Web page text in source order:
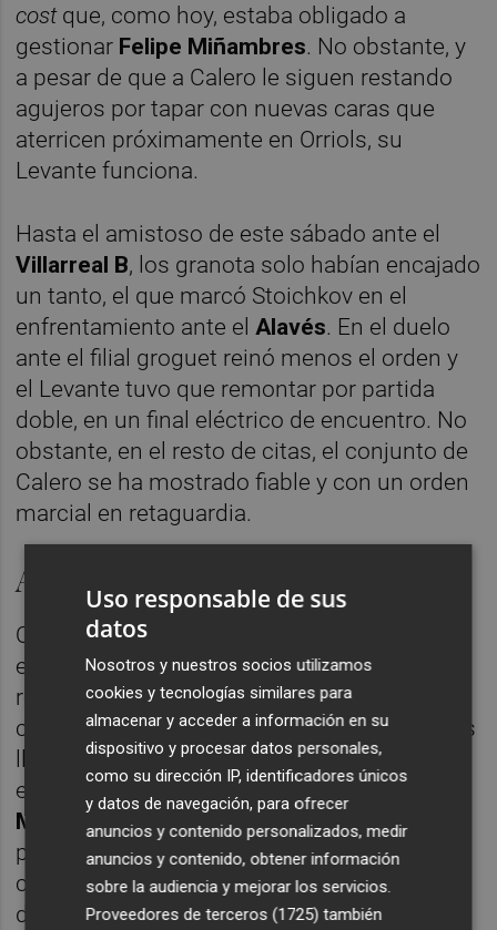
cost que, como hoy, estaba obligado a
gestionar Felipe Miñambres. No obstante, y
a pesar de que a Calero le siguen restando
agujeros por tapar con nuevas caras que
aterricen próximamente en Orriols, su
Levante funciona.
Hasta el amistoso de este sábado ante el
Villarreal B, los granota solo habían encajado
un tanto, el que marcó Stoichkov en el
enfrentamiento ante el Alavés. En el duelo
ante el filial groguet reinó menos el orden y
el Levante tuvo que remontar por partida
doble, en un final eléctrico de encuentro. No
obstante, en el resto de citas, el conjunto de
Calero se ha mostrado fiable y con un orden
marcial en retaguardia.
Aportan los primeras espadas
Otro de los puntos positivos, de momento,
en la pretemporada granota -a la que le
restan dos citas ante rivales de la categoría
como
Zaragoza y Elche- es que los hombres
llamados a ser clave este curso están
empezando a aportar. Uno de ellos es
Morales
, que este sábado abandonó la
posición de punta en la que le había
colocado el técnico madrileño y, en esa
demarcación, se le vio más participativo.
Uso responsable de sus
datos
Nosotros y nuestros socios utilizamos
cookies y tecnologías similares para
almacenar y acceder a información en su
dispositivo y procesar datos personales,
como su dirección IP, identificadores únicos
y datos de navegación, para ofrecer
anuncios y contenido personalizados, medir
anuncios y contenido, obtener información
sobre la audiencia y mejorar los servicios.
Proveedores de terceros (1725) también